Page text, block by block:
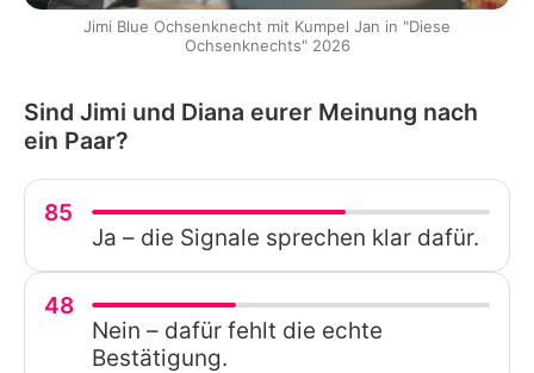
Jimi Blue Ochsenknecht mit Kumpel Jan in "Diese
Ochsenknechts" 2026
Sind Jimi und Diana eurer Meinung nach
ein Paar?
85
Ja – die Signale sprechen klar dafür.
48
Nein – dafür fehlt die echte
Bestätigung.